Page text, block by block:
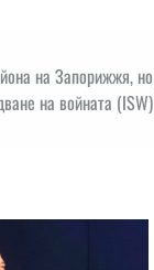
на Запорижжя, но
на войната (ISW)